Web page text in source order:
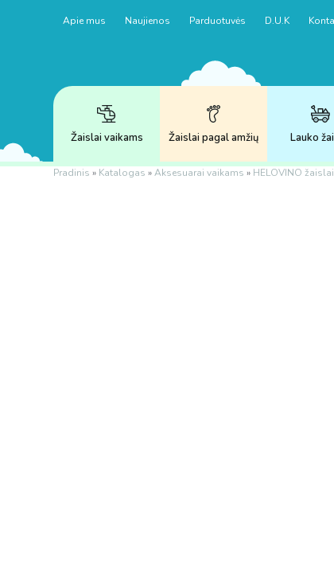
Apie mus Naujienos Parduotuvės D.U.K
Žaislai vaikams Žaislai pagal amžių Lauko
Pradinis » Katalogas »Aksesuarai vaikams » HELOVINO žaislai